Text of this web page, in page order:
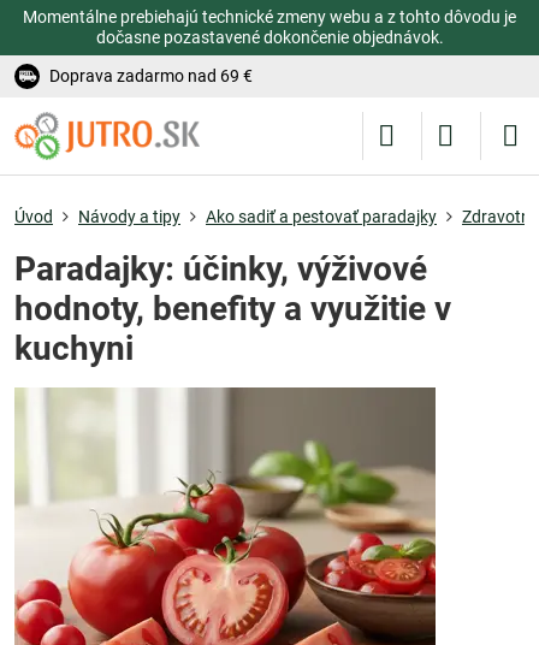
Momentálne prebiehajú technické zmeny webu a z tohto dôvodu je
dočasne pozastavené dokončenie objednávok.
Doprava zadarmo nad 69 €
Úvod Návody a tipy Ako sadiť a pestovať paradajky
Paradajky: účinky, výživové
hodnoty, benefity a využitie v
kuchyni